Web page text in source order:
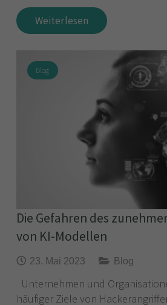
Weiterlesen
Blog
Die Gefahren des
von KI-Modellen
23. Mai 2023 Blog
Unternehmen und
häufiger Ziele von